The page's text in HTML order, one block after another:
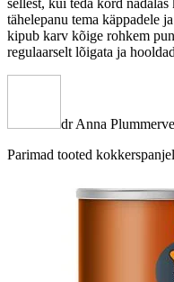
tähelepanu tema käppadele
kipub karv kõige rohkem
regulaarselt lõigata ja
dr Anna Plummer
Parimad tooted